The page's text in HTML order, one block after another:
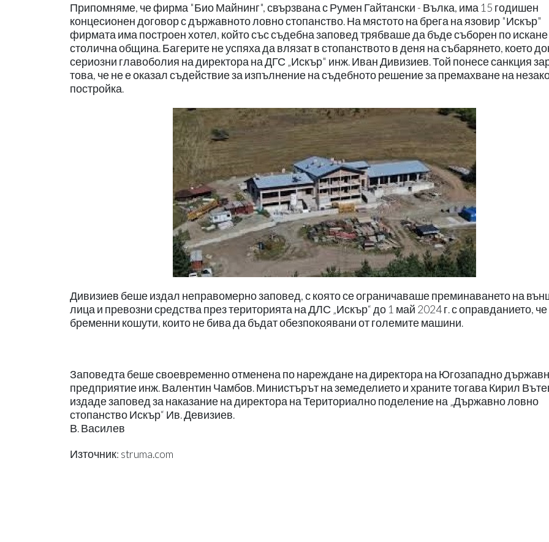
Припомняме, че фирма "Био Майнинг", свързвана с Румен Гайтански - Вълка, има 15 годишен
концесионен договор с държавното ловно стопанство. На мястото на брега на язовир "Искър"
фирмата има построен хотел, който със съдебна заповед трябваше да бъде съборен по
столична община. Багерите не успяха да влязат в стопанството в деня на събарянето, което
сериозни главоболия на директора на ДГС „Искър" инж. Иван Дивизиев. Той понесе санкция
това, че не е оказал съдействие за изпълнение на съдебното решение за премахване на
постройка.
Дивизиев беше издал неправомерно заповед, с която се ограничаваше преминаването на
лица и превозни средства през територията на ДЛС „Искър“ до 1 май 2024 г. с оправданието,
бременни кошути, които не бива да бъдат обезпокоявани от големите машини.
Заповедта беше своевременно отменена по нареждане на директора на Югозападно
предприятие инж. Валентин Чамбов. Министърът на земеделието и храните тогава Кирил
издаде заповед за наказание на директора на Териториално поделение на „Държавно ловно
стопанство Искър“ Ив. Девизиев.
В. Василев
Източник: struma.com